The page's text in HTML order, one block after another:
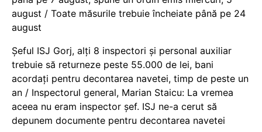
august / Toate măsurile trebuie încheiate până pe 24
august
Șeful ISJ Gorj, alți 8 inspectori și personal auxiliar
trebuie să returneze peste 55.000 de lei, bani
acordați pentru decontarea navetei, timp de peste un
an / Inspectorul general, Marian Staicu: La vremea
aceea nu eram inspector șef. ISJ ne-a cerut să
depunem documente pentru decontarea navetei